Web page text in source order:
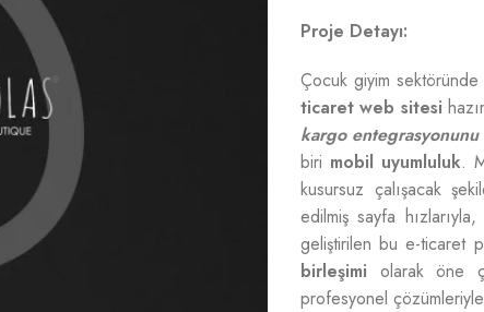
Proje Detayı:
Çocuk giyim
ticaret web sitesi
kargo entegrasyonunu
biri mobil uyumluluk.
kusursuz çalışacak
edilmiş sayfa
geliştirilen bu e-ticaret
birleşimi olarak öne
profesyonel çözümleriyle